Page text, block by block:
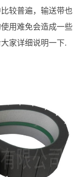
较普遍，输送带也
用难免会造成一些
家详细说明一下.